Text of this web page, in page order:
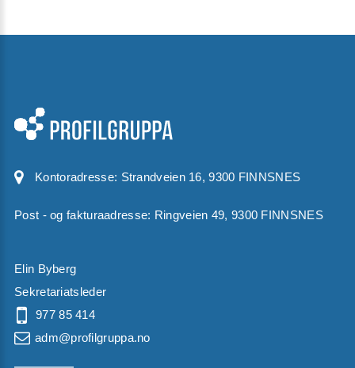
Kontoradresse: Strandveien 16, 9300 FINNSNES
Post - og fakturaadresse: Ringveien 49, 9300 FINNSNES
Elin Byberg
Sekretariatsleder
977 85 414
adm@profilgruppa.no